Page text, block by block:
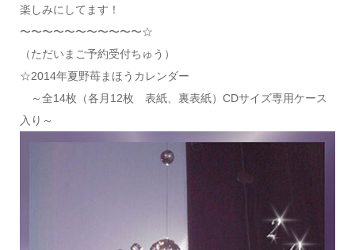
楽しみにしてます！
〜〜〜〜〜〜〜〜〜〜〜☆
（ただいまご予約受付ちゅう）
☆2014年夏野苺まほうカレンダー
～全14枚（各月12枚 表紙、裏表紙）CDサイズ専用ケース
入り～